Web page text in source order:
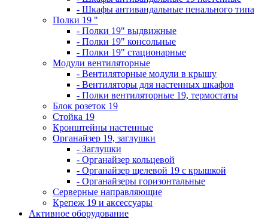
- Шкафы антивандальные пенального типа
Полки 19 "
- Полки 19" выдвижные
- Полки 19" консольные
- Полки 19" стационарные
Модули вентиляторные
- Вентиляторные модули в крышу
- Вентиляторы для настенных шкафов
- Полки вентиляторные 19, термостаты
Блок розеток 19
Стойка 19
Кронштейны настенные
Органайзер 19, заглушки
- Заглушки
- Органайзер кольцевой
- Органайзер щелевой 19 с крышкой
- Органайзеры горизонтальные
Серверные направляющие
Крепеж 19 и аксессуары
Активное оборудование